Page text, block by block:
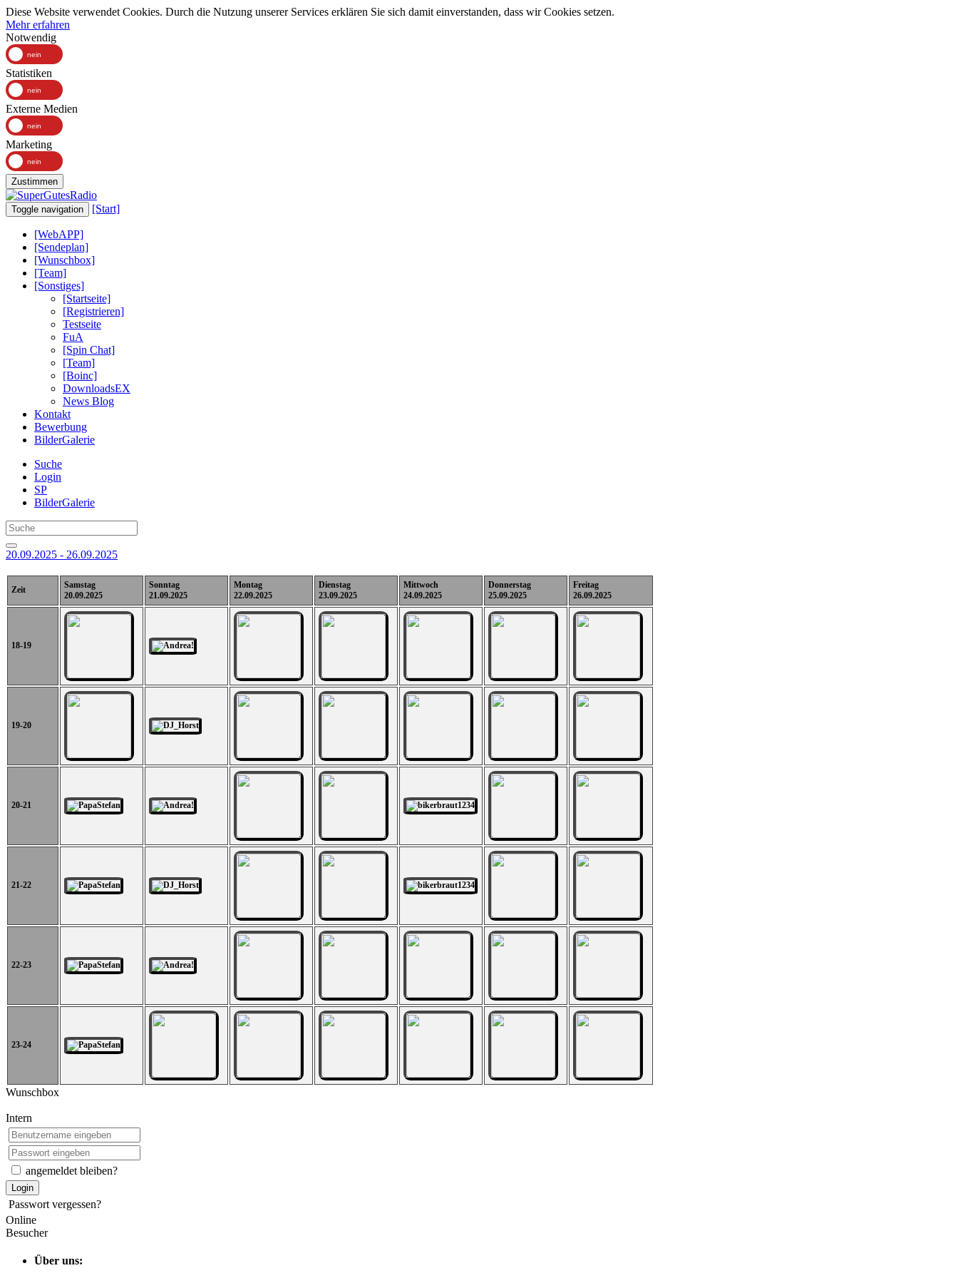
Diese Website verwendet Cookies. Durch die Nutzung unserer Services erklären Sie sich damit einverstanden, dass wir Cookies setzen.
Mehr erfahren
Notwendig
Statistiken
Externe Medien
Marketing
Zustimmen
Toggle navigation [Start]
[WebAPP]
[Sendeplan]
[Wunschbox]
[Team]
[Sonstiges]
[Startseite]
[Registrieren]
Testseite
FuA
[Spin Chat]
[Team]
[Boinc]
DownloadsEX
News Blog
Kontakt
Bewerbung
BilderGalerie
Suche
Login
SP
BilderGalerie
20.09.2025 - 26.09.2025
Zeit
Samstag
20.09.2025
Sonntag
21.09.2025
Montag
22.09.2025
Dienstag
23.09.2025
Mittwoch
24.09.2025
Donnerstag
25.09.2025
Freitag
26.09.2025
18-19
19-20
20-21
21-22
22-23
23-24
Wunschbox
Intern
angemeldet bleiben?
Login
Passwort vergessen?
Online
Besucher
Über uns: